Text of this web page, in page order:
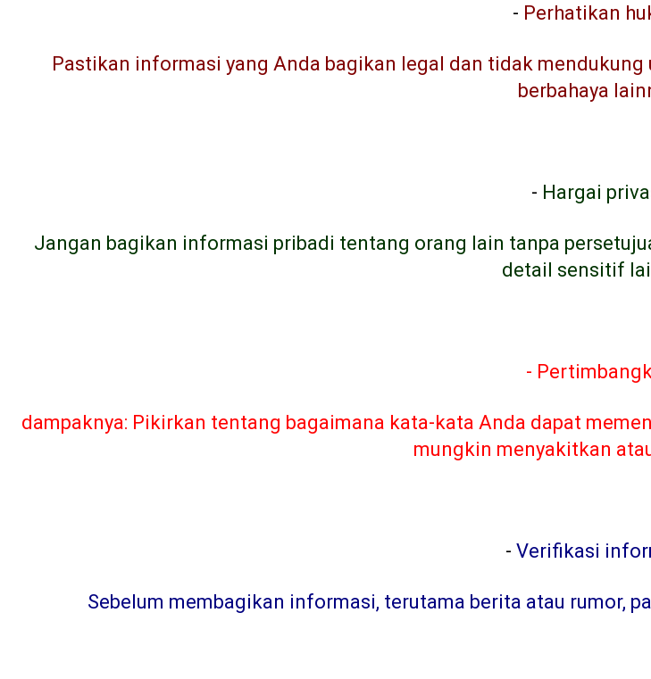
- Perhatikan
Pastikan informasi yang Anda bagikan legal dan tidak
berbahaya
- Hargai
Jangan bagikan informasi pribadi tentang orang lain tanpa
detail sensitif
-
dampaknya: Pikirkan tentang bagaimana kata-kata Anda dapat
mungkin menyakitkan
- Verifikasi
Sebelum membagikan informasi, terutama berita atau rumor,